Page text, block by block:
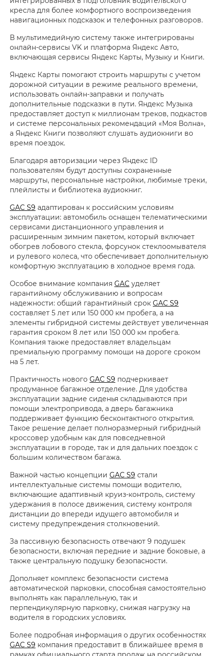
кресла для более комфортного воспроизведения
навигационных подсказок и телефонных разговоров.
В мультимедийную систему также интегрированы
онлайн-сервисы VK и платформа Яндекс Авто,
включающая сервисы Яндекс Карты, Музыку и Книги.
Яндекс Карты помогают строить маршруты с учетом
дорожной ситуации в режиме реального времени,
использовать онлайн-заправки и получать
дополнительные подсказки в пути. Яндекс Музыка
предоставляет доступ к миллионам треков, подкастов
и системе персональных рекомендаций «Моя Волна»,
а Яндекс Книги позволяют слушать аудиокниги во
время поездок.
Благодаря авторизации через Яндекс ID
пользователям будут доступны сохраненные
маршруты, персональные настройки, любимые треки,
плейлисты и библиотека аудиокниг.
GAC S9 адаптирован к российским условиям
эксплуатации: автомобиль оснащен телематическими
сервисами дистанционного управления и
расширенным зимним пакетом, который включает
обогрев лобового стекла, форсунок стеклоомывателя
и рулевого колеса, что обеспечивает дополнительную
комфортную эксплуатацию в холодное время года.
Особое внимание компания GAC уделяет
гарантийному обслуживанию и вопросам
надежности: общий гарантийный срок GAC S9
составляет 5 лет или 150 000 км пробега, а на
элементы гибридной системы действует увеличенная
гарантия сроком 8 лет или 150 000 км пробега.
Компания также предоставляет владельцам
премиальную программу помощи на дороге сроком
на 5 лет.
Практичность нового GAC S9 подчеркивает
продуманное багажное отделение. Для удобства
эксплуатации задние сиденья складываются при
помощи электропривода, а дверь багажника
поддерживает функцию бесконтактного открытия.
Такое решение делает полноразмерный гибридный
кроссовер удобным как для повседневной
эксплуатации в городе, так и для дальних поездок с
большим количеством багажа.
Важной частью концепции GAC S9 стали
интеллектуальные системы помощи водителю,
включающие адаптивный круиз-контроль, систему
удержания в полосе движения, систему контроля
дистанции до впереди идущего автомобиля и
систему предупреждения столкновений.
За пассивную безопасность отвечают 9 подушек
безопасности, включая передние и задние боковые, а
также центральную подушку безопасности.
Дополняет комплекс безопасности система
автоматической парковки, способная самостоятельно
выполнять как параллельную, так и
перпендикулярную парковку, снижая нагрузку на
водителя в городских условиях.
Более подробная информация о других особенностях
GAC S9 компания предоставит в ближайшее время в